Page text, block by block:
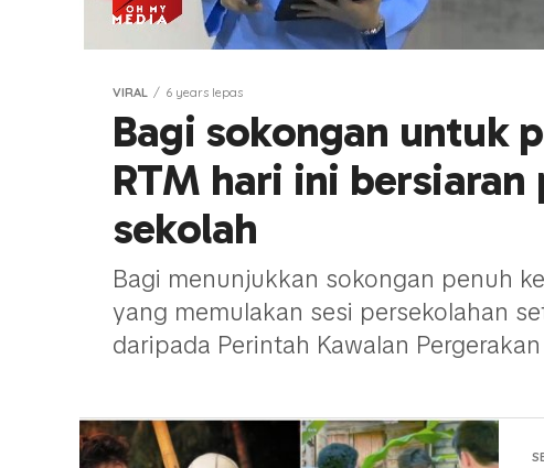
VIRAL 6 years lepas
Bagi sokongan untuk
RTM hari ini bersiaran
sekolah
Bagi menunjukkan sokongan penuh
yang memulakan sesi persekolahan
daripada Perintah Kawalan